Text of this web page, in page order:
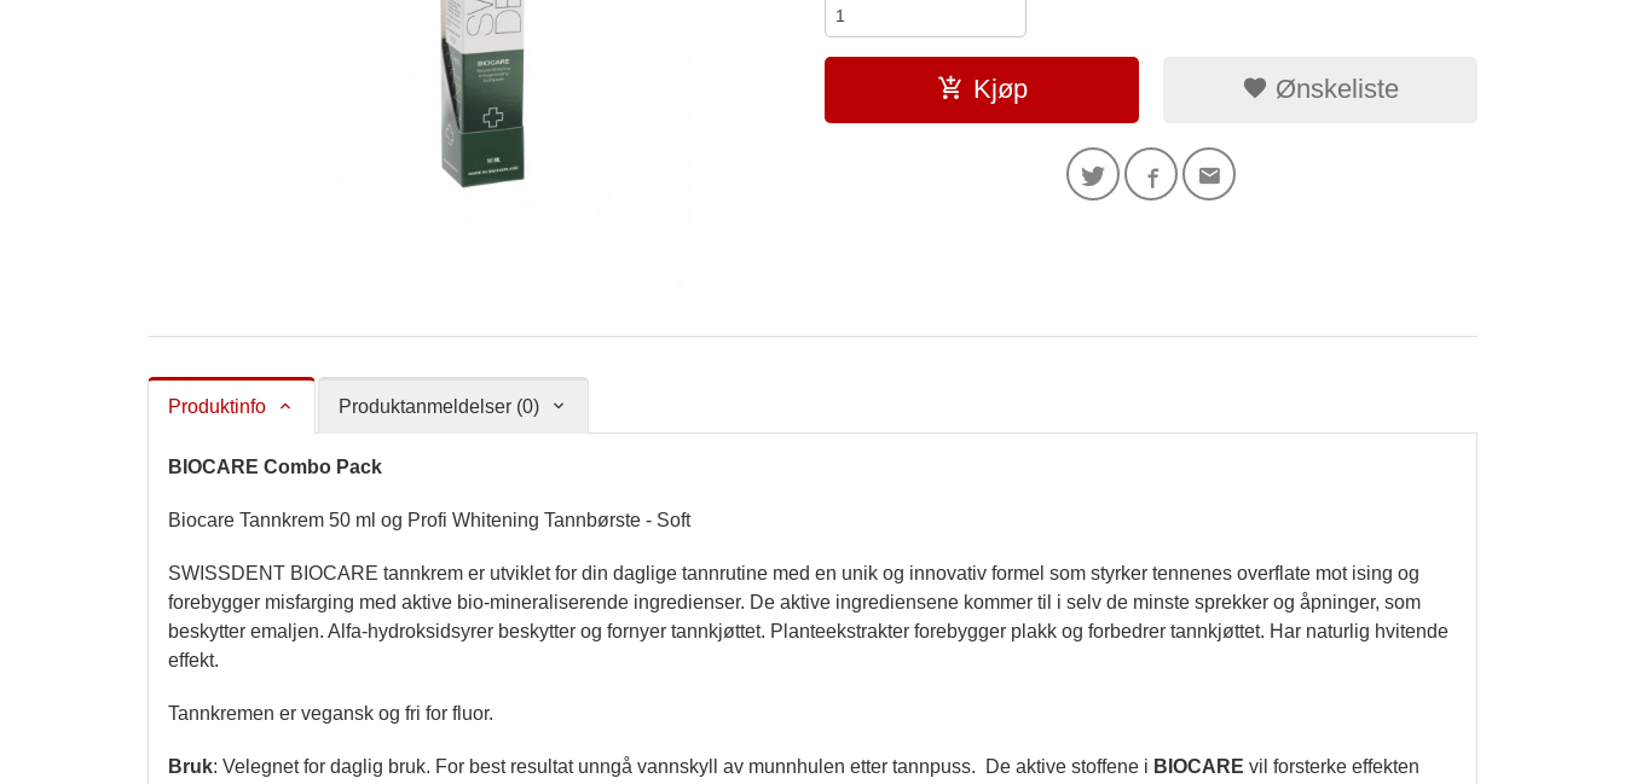
Kjøp Ønskeliste
Produktinfo Produktanmeldelser (0)
BIOCARE Combo Pack
Biocare Tannkrem 50 ml og Profi Whitening Tannbørste - Soft
SWISSDENT BIOCARE tannkrem er utviklet for din daglige tannrutine med en unik og innovativ formel som styrker tennenes overflate mot ising og
forebygger misfarging med aktive bio-mineraliserende ingredienser. De aktive ingrediensene kommer til i selv de minste sprekker og åpninger, som
beskytter emaljen. Alfa-hydroksidsyrer beskytter og fornyer tannkjøttet. Planteekstrakter forebygger plakk og forbedrer tannkjøttet. Har naturlig hvitende
effekt.
Tannkremen er vegansk og fri for fluor.
Bruk: Velegnet for daglig bruk. For best resultat unngå vannskyll av munnhulen etter tannpuss. De aktive stoffene i BIOCARE vil forsterke effekten